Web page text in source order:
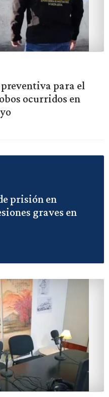
para el
ocurridos en
prisión en
graves en